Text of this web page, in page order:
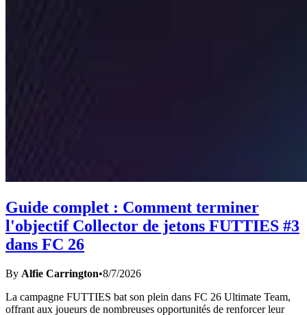
Guide complet : Comment terminer
l'objectif Collector de jetons FUTTIES #3
dans FC 26
By Alfie Carrington•8/7/2026
La campagne FUTTIES bat son plein dans FC 26 Ultimate Team,
offrant aux joueurs de nombreuses opportunités de renforcer leur